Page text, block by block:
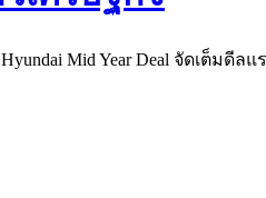
Hyundai Mid Year Deal จัดเต็มดีล